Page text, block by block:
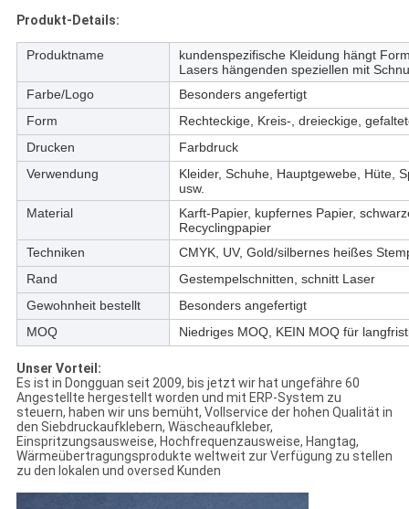
Produkt-Details:
Produktname
kundenspezifische Kleidung hängt
Lasers hängenden speziellen mit
Farbe/Logo
Besonders angefertigt
Form
Rechteckige, Kreis-, dreieckige,
Drucken
Farbdruck
Verwendung
Kleider, Schuhe, Hauptgewebe, Hüte,
usw.
Material
Karft-Papier, kupfernes Papier,
Recyclingpapier
Techniken
CMYK, UV, Gold/silbernes heißes
Rand
Gestempelschnitten, schnitt Laser
Gewohnheit bestellt
Besonders angefertigt
MOQ
Niedriges MOQ, KEIN MOQ für
Unser Vorteil:
Es ist in Dongguan seit 2009, bis jetzt wir hat ungefähre 60
Angestellte hergestellt worden und mit ERP-System zu
steuern, haben wir uns bemüht, Vollservice der hohen Qualität in
den Siebdruckaufklebern, Wäscheaufkleber,
Einspritzungsausweise, Hochfrequenzausweise, Hangtag,
Wärmeübertragungsprodukte weltweit zur Verfügung zu stellen
zu den lokalen und oversed Kunden